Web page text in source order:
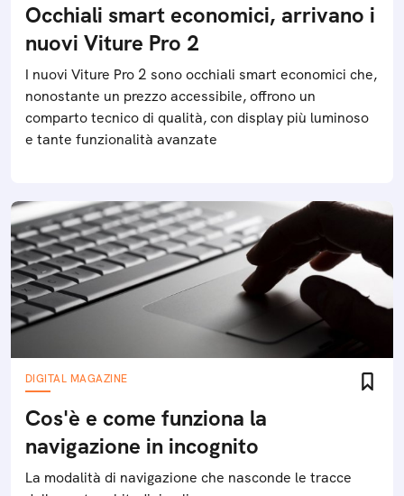
Occhiali smart economici, arrivano i
nuovi Viture Pro 2
I nuovi Viture Pro 2 sono occhiali smart economici che,
nonostante un prezzo accessibile, offrono un
comparto tecnico di qualità, con display più luminoso
e tante funzionalità avanzate
DIGITAL MAGAZINE
Cos'è e come funziona la
navigazione in incognito
La modalità di navigazione che nasconde le tracce